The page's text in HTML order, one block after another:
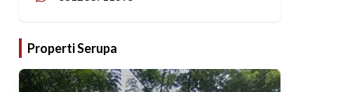
Properti Serupa